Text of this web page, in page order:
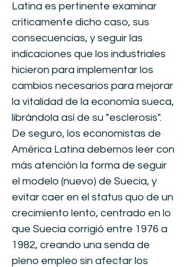
Latina es pertinente examinar
críticamente dicho caso, sus
consecuencias, y seguir las
indicaciones que los industriales
hicieron para implementar los
cambios necesarios para mejorar
la vitalidad de la economía sueca,
librándola así de su "esclerosis".
De seguro, los economistas de
América Latina debemos leer con
más atención la forma de seguir
el modelo (nuevo) de Suecia, y
evitar caer en el status quo de un
crecimiento lento, centrado en lo
que Suecia corrigió entre 1976 a
1982, creando una senda de
pleno empleo sin afectar los